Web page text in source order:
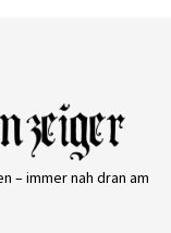
– immer nah dran am